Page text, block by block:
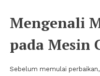
Mengenali
pada Mesin
Sebelum memulai